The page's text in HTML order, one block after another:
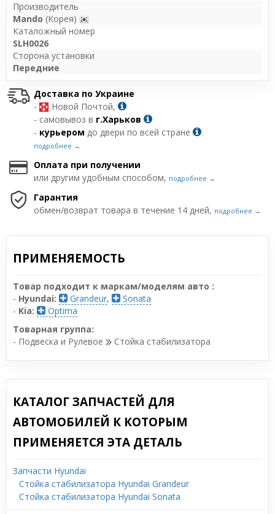
Производитель
Mando (Корея)
Каталожный номер
SLH0026
Сторона установки
Передние
Доставка по Украине
-
Новой Почтой,
- самовывоз в г.Харьков
- курьером до двери по всей стране
подробнее →
Оплата при получении
или другим удобным способом, подробнее →
Гарантия
обмен/возврат товара в течение 14 дней, подробнее →
ПРИМЕНЯЕМОСТЬ
Товар подходит к маркам/моделям авто :
- Hyundai: Grandeur,
Sonata
- Kia:
Optima
Товарная группа:
- Подвеска и Рулевое
Стойка стабилизатора
КАТАЛОГ ЗАПЧАСТЕЙ ДЛЯ
АВТОМОБИЛЕЙ К КОТОРЫМ
ПРИМЕНЯЕТСЯ ЭТА ДЕТАЛЬ
Запчасти Hyundai
Стойка стабилизатора Hyundai Grandeur
Стойка стабилизатора Hyundai Sonata